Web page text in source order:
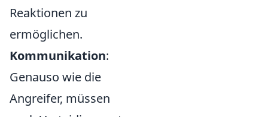
Reaktionen zu
ermöglichen.
Kommunikation:
Genauso wie die
Angreifer, müssen